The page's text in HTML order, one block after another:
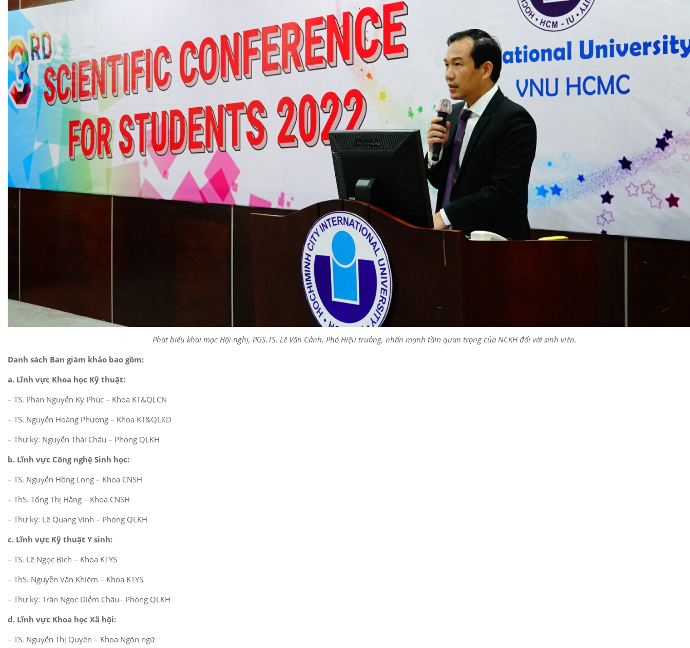
Phát biểu khai mạc Hội nghị, PGS.TS. Lê Văn Cảnh, Phó Hiệu trưởng, nhấn mạnh tầm quan trọng của NCKH đối với sinh viên.
Danh sách Ban giám khảo bao gồm:
a. Lĩnh vực Khoa học Kỹ thuật:
– TS. Phan Nguyễn Kỳ Phúc – Khoa KT&QLCN
– TS. Nguyễn Hoàng Phương – Khoa KT&QLXD
– Thư ký: Nguyễn Thái Châu – Phòng QLKH
b. Lĩnh vực Công nghệ Sinh học:
– TS. Nguyễn Hồng Long – Khoa CNSH
– ThS. Tống Thị Hằng – Khoa CNSH
– Thư ký: Lê Quang Vinh – Phòng QLKH
c. Lĩnh vực Kỹ thuật Y sinh:
– TS. Lê Ngọc Bích – Khoa KTYS
– ThS. Nguyễn Văn Khiêm – Khoa KTYS
– Thư ký: Trần Ngọc Diễm Châu– Phòng QLKH
d. Lĩnh vực Khoa học Xã hội:
– TS. Nguyễn Thị Quyên – Khoa Ngôn ngữ